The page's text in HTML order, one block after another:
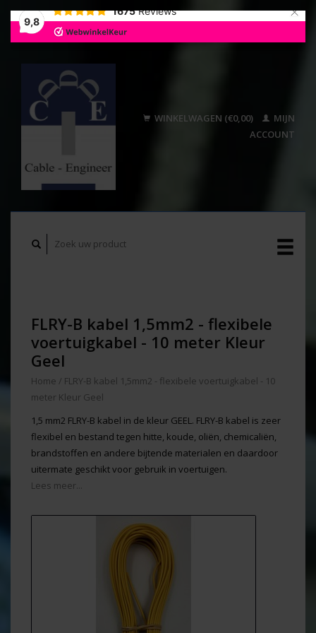
9,8
1675 Reviews ×
WINKELWAGEN (€0,00)
MIJN
ACCOUNT
FLRY-B kabel 1,5mm2 - flexibele
voertuigkabel - 10 meter Kleur
Geel
Home / FLRY-B kabel 1,5mm2 - flexibele voertuigkabel - 10
meter Kleur Geel
1,5 mm2 FLRY-B kabel in de kleur GEEL. FLRY-B kabel is zeer
flexibel en bestand tegen hitte, koude, oliën, chemicaliën,
brandstoffen en andere bijtende materialen en daardoor
uitermate geschikt voor gebruik in voertuigen.
Lees meer...